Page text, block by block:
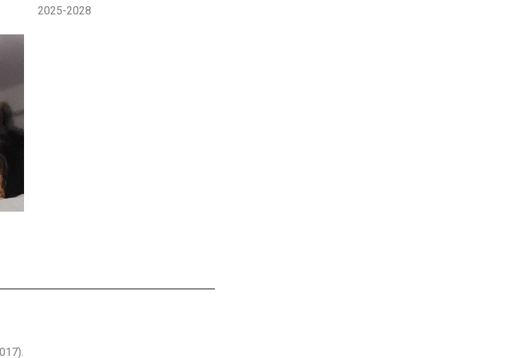
2025-2028